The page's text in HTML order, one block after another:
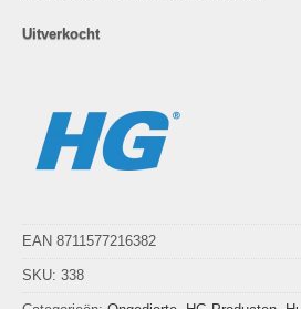
Uitverkocht
EAN 8711577216382
SKU: 338